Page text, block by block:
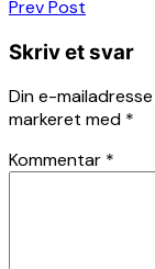
Prev Post
Skriv et svar
Din e-
markeret med *
Kommentar *